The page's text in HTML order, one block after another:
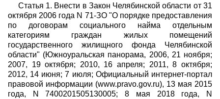
Статья 1. Внести в Закон Челябинской области от 31
октября 2006 года N 71-ЗО "О порядке предоставления
по договорам социального найма отдельным
категориям граждан жилых помещений
государственного жилищного фонда Челябинской
области" (Южноуральская панорама, 2006, 21 ноября;
2007, 19 октября; 2010, 16 апреля; 2011, 8 октября;
2012, 14 июня; 7 июля; Официальный интернет-портал
правовой информации (www.pravo.gov.ru), 13 мая 2015
года, N 7400201505130005; 8 мая 2018 года, N